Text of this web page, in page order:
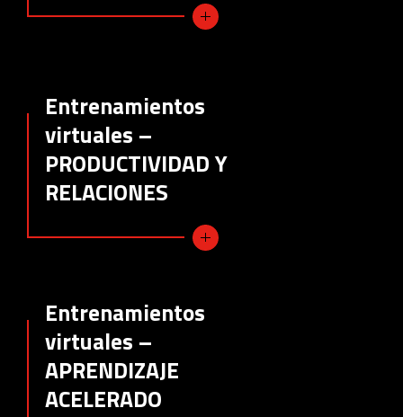
Entrenamientos
virtuales –
PRODUCTIVIDAD Y
RELACIONES
Entrenamientos
virtuales –
APRENDIZAJE
ACELERADO